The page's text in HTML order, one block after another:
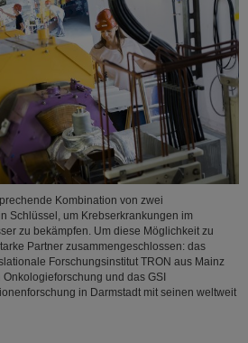
Kombination von zwei
Schlüssel, um Krebserkrankungen im
zu bekämpfen. Um diese Möglichkeit zu
Partner zusammengeschlossen: das
Forschungsinstitut TRON aus Mainz
und das GSI
in Darmstadt mit seinen weltweit